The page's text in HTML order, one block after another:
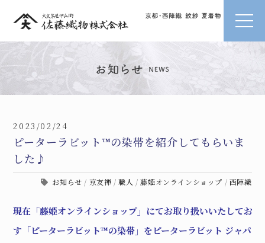
2023/02/24
ピーターラビット™️の染帯を紹介してもらいま
した♪
お知らせ / 京友禅 /職人 /藤姫オンラインショップ / 西陣織
現在「藤姫オンラインショップ」にてお取り扱いいたしており
す「ピーターラビット™️の染帯」をピーターラビット ジャパン